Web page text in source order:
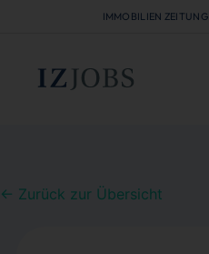
IMMOBILIEN ZEITUNG
← Zurück zur Übersicht